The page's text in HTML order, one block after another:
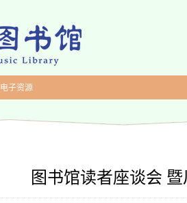
电子资源
图书馆读者座谈会